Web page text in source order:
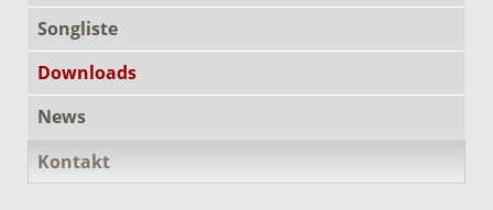
Songliste
Downloads
News
Kontakt